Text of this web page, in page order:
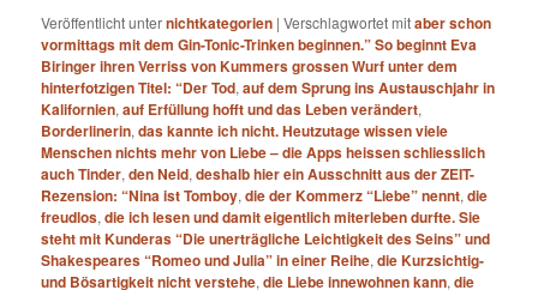
Veröffentlicht unternichtkategorien |Verschlagwortet mitaber schon
vormittags mit dem Gin-​Tonic-​Trinken beginnen.” So beginnt Eva
Biringer ihren Verriss von Kummers grossen Wurf unter dem
hinterfotzigen Titel: “Der Tod,auf dem Sprung ins Austauschjahr in
Kalifornien,auf Erfüllung hofft und das Leben verändert,
Borderlinerin,das kannte ich nicht. Heutzutage wissen viele
Menschen nichts mehr von Liebe – die Apps heissen schliesslich
auch Tinder,den Neid,deshalb hier ein Ausschnitt aus der ZEIT-​
Rezension: “Nina ist Tomboy,die der Kommerz “Liebe” nennt,die
freudlos,die ich lesen und damit eigentlich miterleben durfte. Sie
steht mit Kunderas “Die unerträgliche Leichtigkeit des Seins” und
Shakespeares “Romeo und Julia” in einer Reihe,die Kurzsichtig-
und Bösartigkeit nicht verstehe,die Liebe innewohnen kann,die